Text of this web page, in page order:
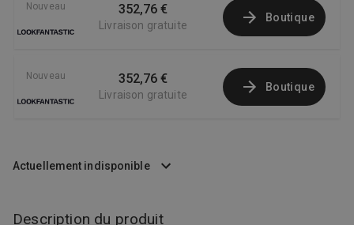
Nouveau 352,76 €
Livraison gratuite
Boutique
Nouveau 352,76 €
Livraison gratuite
Boutique
Actuellement indisponible
Description du produit